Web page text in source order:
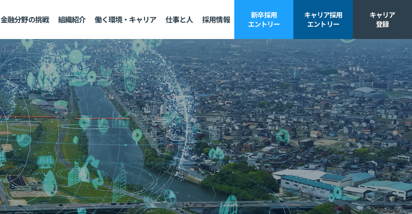
金融分野の挑戦 組織紹介 働く環境・キャリア 仕事と人 採用情報
新卒採用
エントリー
キャリア採用
エントリー
キャリア
登録